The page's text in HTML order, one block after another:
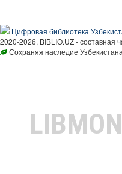
Цифровая библиотека
2020-2026, BIBLIO.UZ - составная
Сохраняя наследие Узбекистана